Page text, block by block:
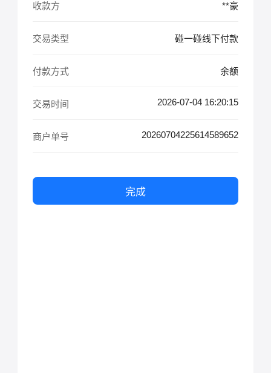
收款方 **豪
交易类型 碰一碰线下付款
付款方式 余额
交易时间 2026-07-04 16:20:15
商户单号 20260704225614589652
完成